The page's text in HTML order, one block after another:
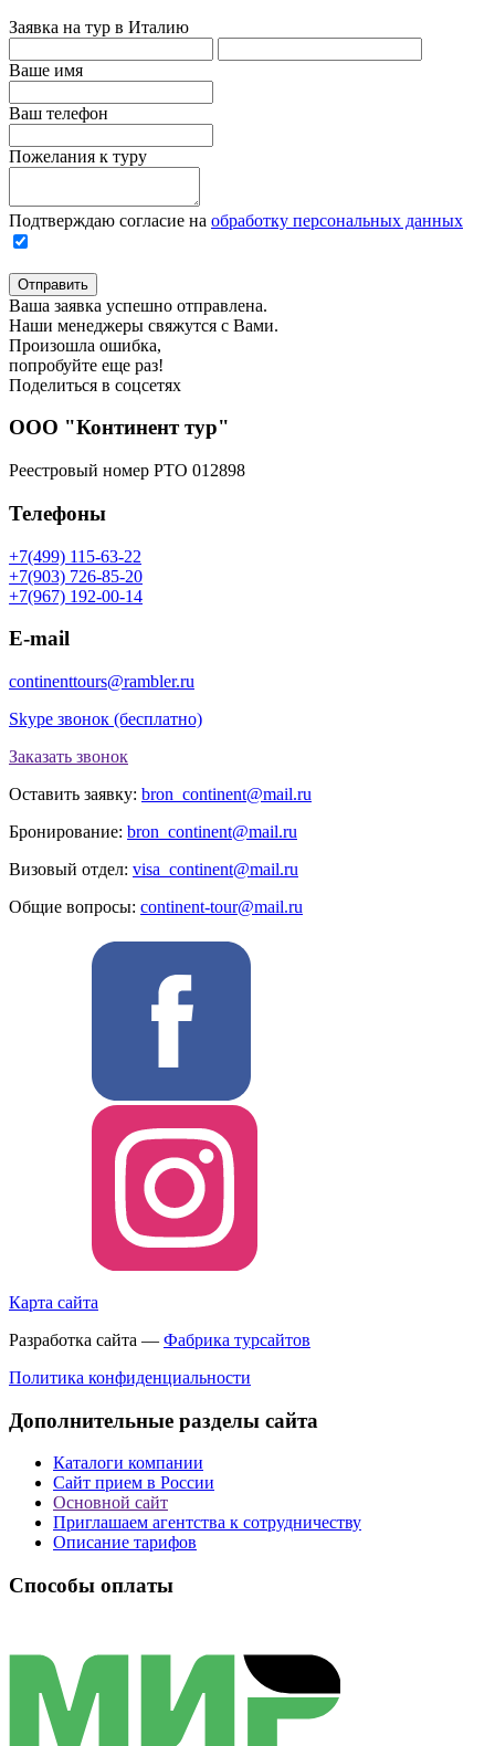
Заявка на тур в Италию
Ваше имя
Ваш телефон
Пожелания к туру
Подтверждаю согласие на обработку персональных данных
Отправить
Ваша заявка успешно отправлена.
Наши менеджеры свяжутся с Вами.
Произошла ошибка,
попробуйте еще раз!
Поделиться в соцсетях
ООО "Континент тур"
Реестровый номер РТО 012898
Телефоны
+7(499) 115-63-22
+7(903) 726-85-20
+7(967) 192-00-14
E-mail
continenttours@rambler.ru
Skype звонок (бесплатно)
Заказать звонок
Оставить заявку: bron_continent@mail.ru
Бронирование: bron_continent@mail.ru
Визовый отдел: visa_continent@mail.ru
Общие вопросы: continent-tour@mail.ru
Карта сайта
Разработка сайта — Фабрика турсайтов
Политика конфиденциальности
Дополнительные разделы сайта
Каталоги компании
Сайт прием в России
Основной сайт
Приглашаем агентства к сотрудничеству
Описание тарифов
Способы оплаты